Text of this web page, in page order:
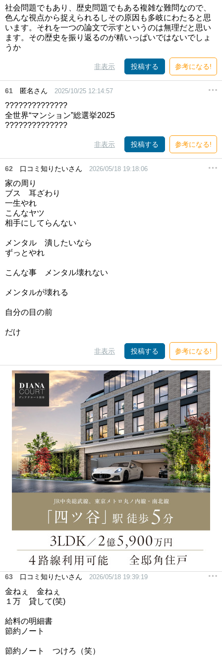
社会問題でもあり、歴史問題でもある複雑な難問なので、
色んな視点から捉えられるしその原因も多岐にわたると思
います。それを一つの論文で示すというのは無理だと思い
ます。その歴史を振り返るのが精いっぱいではないでしょ
うか
非表示 投稿する 参考になる!
61 匿名さん 2025/10/25 12:14:57
??????????????
全世界“マンション”総選挙2025
??????????????
非表示 投稿する 参考になる!
62 口コミ知りたいさん 2026/05/18 19:18:06
家の周り
ブス 耳ざわり
一生やれ
こんなヤツ
相手にしてらんない
メンタル 潰したいなら
ずっとやれ
こんな事 メンタル壊れない
メンタルが壊れる
自分の目の前
だけ
非表示 投稿する 参考になる!
63 口コミ知りたいさん 2026/05/18 19:39:19
金ねぇ 金ねぇ
１万 貸して(笑)
給料の明細書
節約ノート
節約ノート つけろ（笑）